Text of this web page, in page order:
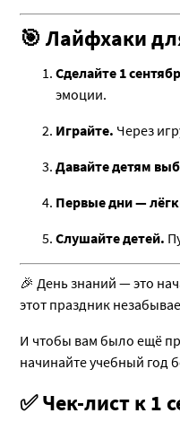
🎯 Лайфхаки
Сделайте 1
эмоции.
Играйте. Через
Давайте детям
Первые дни —
Слушайте детей.
🎉 День знаний — это
этот праздник
И чтобы вам было ещё
начинайте учебный год
✅ Чек-лист к 1